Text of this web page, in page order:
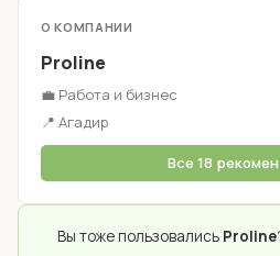
О КОМПАНИИ
Proline
💼 Работа и бизнес
📍 Агадир
Все 18
Вы тоже пользовались Proline